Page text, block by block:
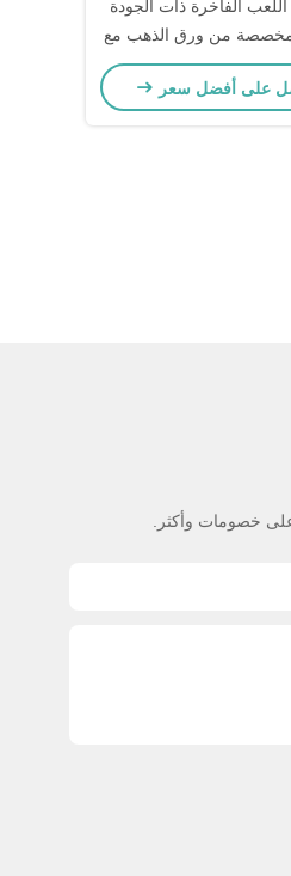
الفاخرة ذات الجودة
المخصصة من ورق الذهب مع
للبيئة وتصميم مخصص
على أفضل سعر
خصومات وأكثر.